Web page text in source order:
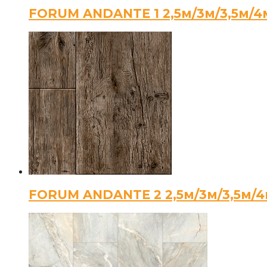
FORUM ANDANTE 1 2,5м/3м/3,5м/
FORUM ANDANTE 2 2,5м/3м/3,5м/